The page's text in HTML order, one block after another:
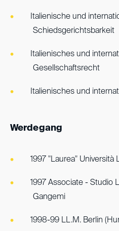
Italienische und
Schiedsgerichtsbarkeit
Italienisches und
Gesellschaftsrecht
Italienisches und
Werdegang
1997 "Laurea" Università
1997 Associate - Studio
Gangemi
1998-99 LL.M. Berlin